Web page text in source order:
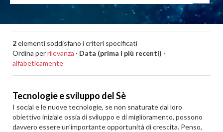
2elementi soddisfano i criteri specificati
Ordina perrilevanza · Data (prima i più recenti) ·
alfabeticamente
Tecnologie e sviluppo del Sè
I social e le nuove tecnologie, se non snaturate dal loro
obiettivo iniziale ossia di sviluppo e di miglioramento, possono
davvero essere un’importante opportunità di crescita. Penso,